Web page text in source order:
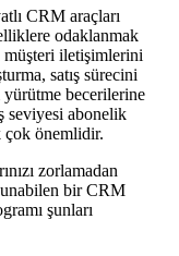
CRM araçları
odaklanmak
müşteri iletişimlerini
satış sürecini
yürütme becerilerine
seviyesi abonelik
çok önemlidir.
zorlamadan
bir CRM
şunları